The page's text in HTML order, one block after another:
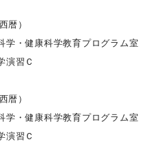
暦）
学・健康科学教育プログラム室
演習Ｃ
暦）
学・健康科学教育プログラム室
演習Ｃ